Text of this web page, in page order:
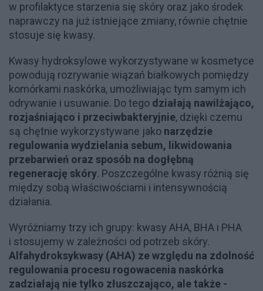
w profilaktyce starzenia się skóry oraz jako środek
naprawczy na już istniejące zmiany, równie chętnie
stosuje się kwasy.
Kwasy hydroksylowe wykorzystywane w kosmetyce
powodują rozrywanie wiązań białkowych pomiędzy
komórkami naskórka, umożliwiając tym samym ich
odrywanie i usuwanie. Do tego działają nawilżająco,
rozjaśniająco i przeciwbakteryjnie, dzięki czemu
są chętnie wykorzystywane jako narzędzie
regulowania wydzielania sebum, likwidowania
przebarwień oraz sposób na dogłębną
regenerację skóry. Poszczególne kwasy różnią się
między sobą właściwościami i intensywnością
działania.
Wyróżniamy trzy ich grupy: kwasy AHA, BHA i PHA
i stosujemy w zależności od potrzeb skóry.
Alfahydroksykwasy (AHA) ze względu na zdolność
regulowania procesu rogowacenia naskórka
zadziałają nie tylko złuszczająco, ale także -